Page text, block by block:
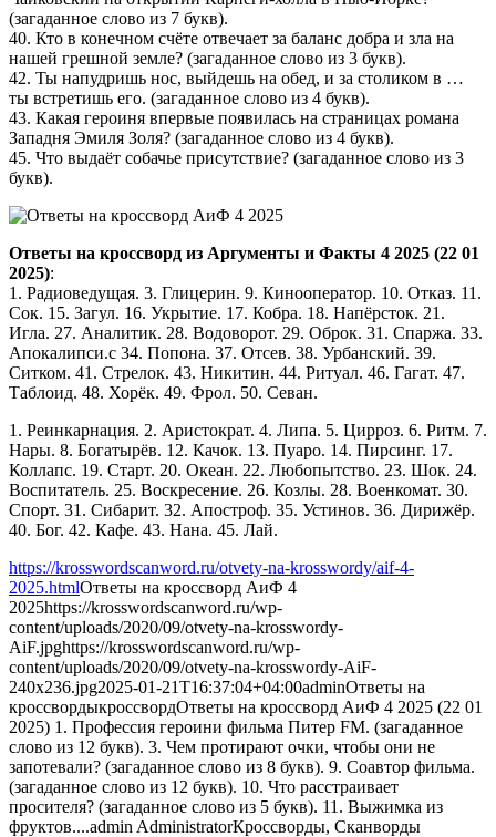
(загаданное слово из 7 букв).
40. Кто в конечном счёте отвечает за баланс добра и зла на
нашей грешной земле? (загаданное слово из 3 букв).
42. Ты напудришь нос, выйдешь на обед, и за столиком в …
ты встретишь его. (загаданное слово из 4 букв).
43. Какая героиня впервые появилась на страницах романа
Западня Эмиля Золя? (загаданное слово из 4 букв).
45. Что выдаёт собачье присутствие? (загаданное слово из 3
букв).
Ответы на кроссворд из Аргументы и Факты 4 2025 (22 01
2025):
1. Радиоведущая. 3. Глицерин. 9. Кинооператор. 10. Отказ. 11.
Сок. 15. Загул. 16. Укрытие. 17. Кобра. 18. Напёрсток. 21.
Игла. 27. Аналитик. 28. Водоворот. 29. Оброк. 31. Спаржа. 33.
Апокалипси.с 34. Попона. 37. Отсев. 38. Урбанский. 39.
Ситком. 41. Стрелок. 43. Никитин. 44. Ритуал. 46. Гагат. 47.
Таблоид. 48. Хорёк. 49. Фрол. 50. Севан.
1. Реинкарнация. 2. Аристократ. 4. Липа. 5. Цирроз. 6. Ритм. 7.
Нары. 8. Богатырёв. 12. Качок. 13. Пуаро. 14. Пирсинг. 17.
Коллапс. 19. Старт. 20. Океан. 22. Любопытство. 23. Шок. 24.
Воспитатель. 25. Воскресение. 26. Козлы. 28. Военкомат. 30.
Спорт. 31. Сибарит. 32. Апостроф. 35. Устинов. 36. Дирижёр.
40. Бог. 42. Кафе. 43. Нана. 45. Лай.
https://krosswordscanword.ru/otvety-na-krosswordy/aif-4-
2025.htmlОтветы на кроссворд АиФ 4
2025https://krosswordscanword.ru/wp-
content/uploads/2020/09/otvety-na-krosswordy-
AiF.jpghttps://krosswordscanword.ru/wp-
content/uploads/2020/09/otvety-na-krosswordy-AiF-
240x236.jpg2025-01-21T16:37:04+04:00adminОтветы на
кроссвордыкроссвордОтветы на кроссворд АиФ 4 2025 (22 01
2025) 1. Профессия героини фильма Питер FM. (загаданное
слово из 12 букв). 3. Чем протирают очки, чтобы они не
запотевали? (загаданное слово из 8 букв). 9. Соавтор фильма.
(загаданное слово из 12 букв). 10. Что расстраивает
просителя? (загаданное слово из 5 букв). 11. Выжимка из
фруктов....admin AdministratorКроссворды, Сканворды